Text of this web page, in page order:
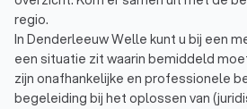
regio.
In Denderleeuw Welle kunt u bij een
een situatie zit waarin bemiddeld
zijn onafhankelijke en professionele
begeleiding bij het oplossen van